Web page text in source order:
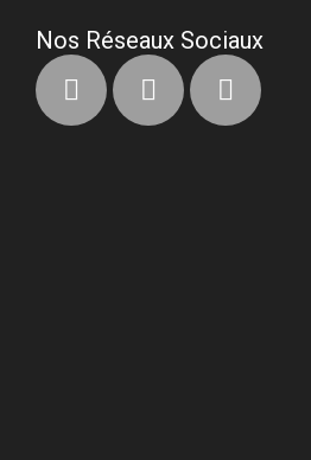
Nos Réseaux Sociaux